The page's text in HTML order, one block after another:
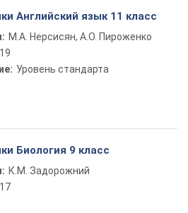
Английский язык 11 класс
М.А. Нерсисян, А.О. Пироженко
Уровень стандарта
Биология 9 класс
К.М. Задорожний